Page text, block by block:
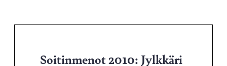
Soitinmenot 2010: Jylkkäri